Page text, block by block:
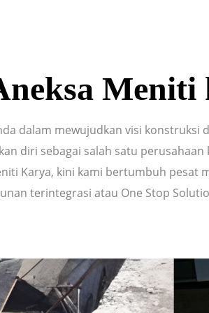
Meniti
dalam mewujudkan visi
diri sebagai salah satu
Karya, kini kami bertumbuh
terintegrasi atau One Stop